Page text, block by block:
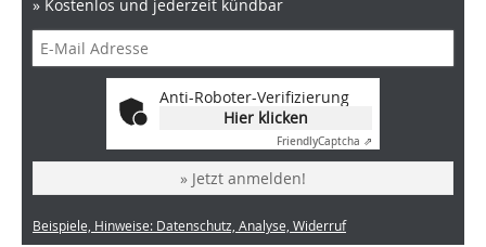
» Kostenlos und jederzeit kündbar
Anti-Roboter-Verifizierung
Hier klicken
FriendlyCaptcha ⇗
» Jetzt anmelden!
Beispiele, Hinweise: Datenschutz, Analyse, Widerruf